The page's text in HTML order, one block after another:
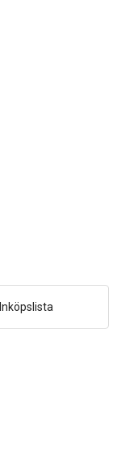
Inköpslista